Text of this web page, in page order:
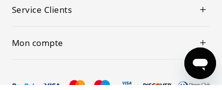
Service Clients
Mon compte